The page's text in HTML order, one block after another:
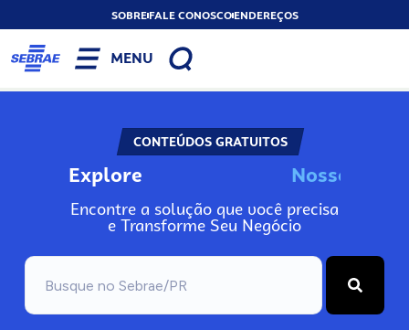
SOBREFALE CONOSCOENDEREÇOS
MENU
CONTEÚDOS GRATUITOS
Explore No
Encontre a solução que você precisa
e Transforme Seu Negócio